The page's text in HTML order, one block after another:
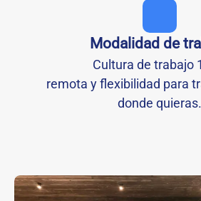
Modalidad de
Cultura de trabajo
remota y flexibilidad para
donde quieras.